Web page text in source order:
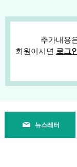
추가내용
회원이시면 로그
뉴스레터